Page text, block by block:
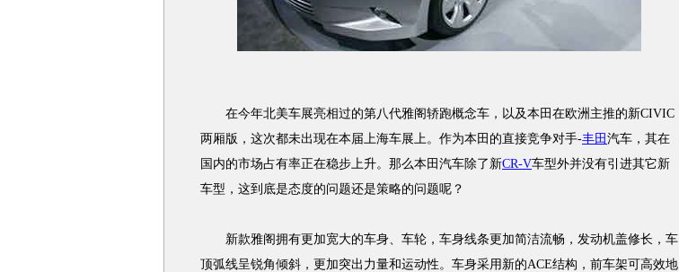
在今年北美车展亮相过的第八代雅阁轿跑概念车，以及本田在欧洲主推的新CIVIC
两厢版，这次都未出现在本届上海车展上。作为本田的直接竞争对手-丰田 汽车，其在
国内的市场占有率正在稳步上升。那么本田汽车除了新CR-V车型外并没有引进其它新
车型，这到底是态度的问题还是策略的问题呢？
新款雅阁拥有更加宽大的车身、车轮，车身线条更加简洁流畅，发动机盖修长，车
顶弧线呈锐角倾斜，更加突出力量和运动性。车身采用新的ACE结构，前车架可高效地